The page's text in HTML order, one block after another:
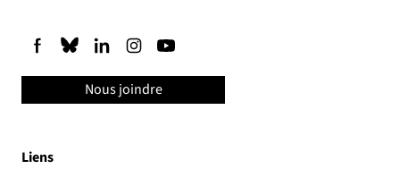
Liens
Nous joindre